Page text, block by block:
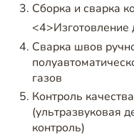
Сборка и сварка
Сварка швов
газов
Контроль
(ультразвуковая
контроль)